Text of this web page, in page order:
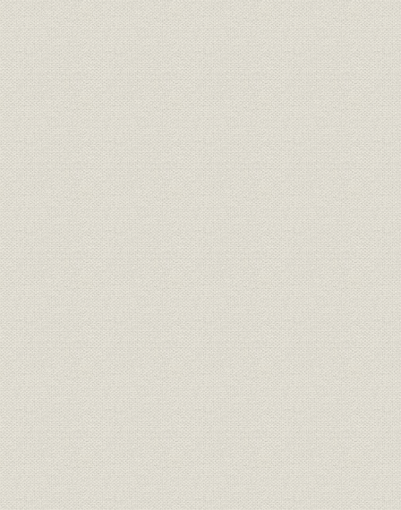
経営理念 「信条」 [1920年(
広告宣伝
台麓図案会において大賞を獲得
したポスター
[1922年(
業界 大阪の百貨店 大正末期
広告宣伝 開店のチラシ [1923年(
事業所 大阪店 1927年(昭
事業所
銀座店 地上8階のビルは銀座一
の「ノッポビル」であった
[1924年(
事業所;施設 屋上に動物園を開園(銀座店) [1925年(
広告宣伝
統一した商号「松坂屋」を記載
したポスター
[1925年(
社名;業界 商号から呉服店を外した年
1925年(大
23年)
売上;事業所
名古屋店における呉服部門シェ
アの推移
1918年(大
年)